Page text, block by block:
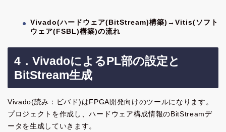
Vivado(ハードウェア(BitStream)構築)→Vitis(ソフト
ウェア(FSBL)構築)の流れ
4．VivadoによるPL部の設定と
BitStream生成
Vivado(読み：ビバド)はFPGA開発向けのツールになります。
プロジェクトを作成し、ハードウェア構成情報のBitStreamデ
ータを生成していきます。